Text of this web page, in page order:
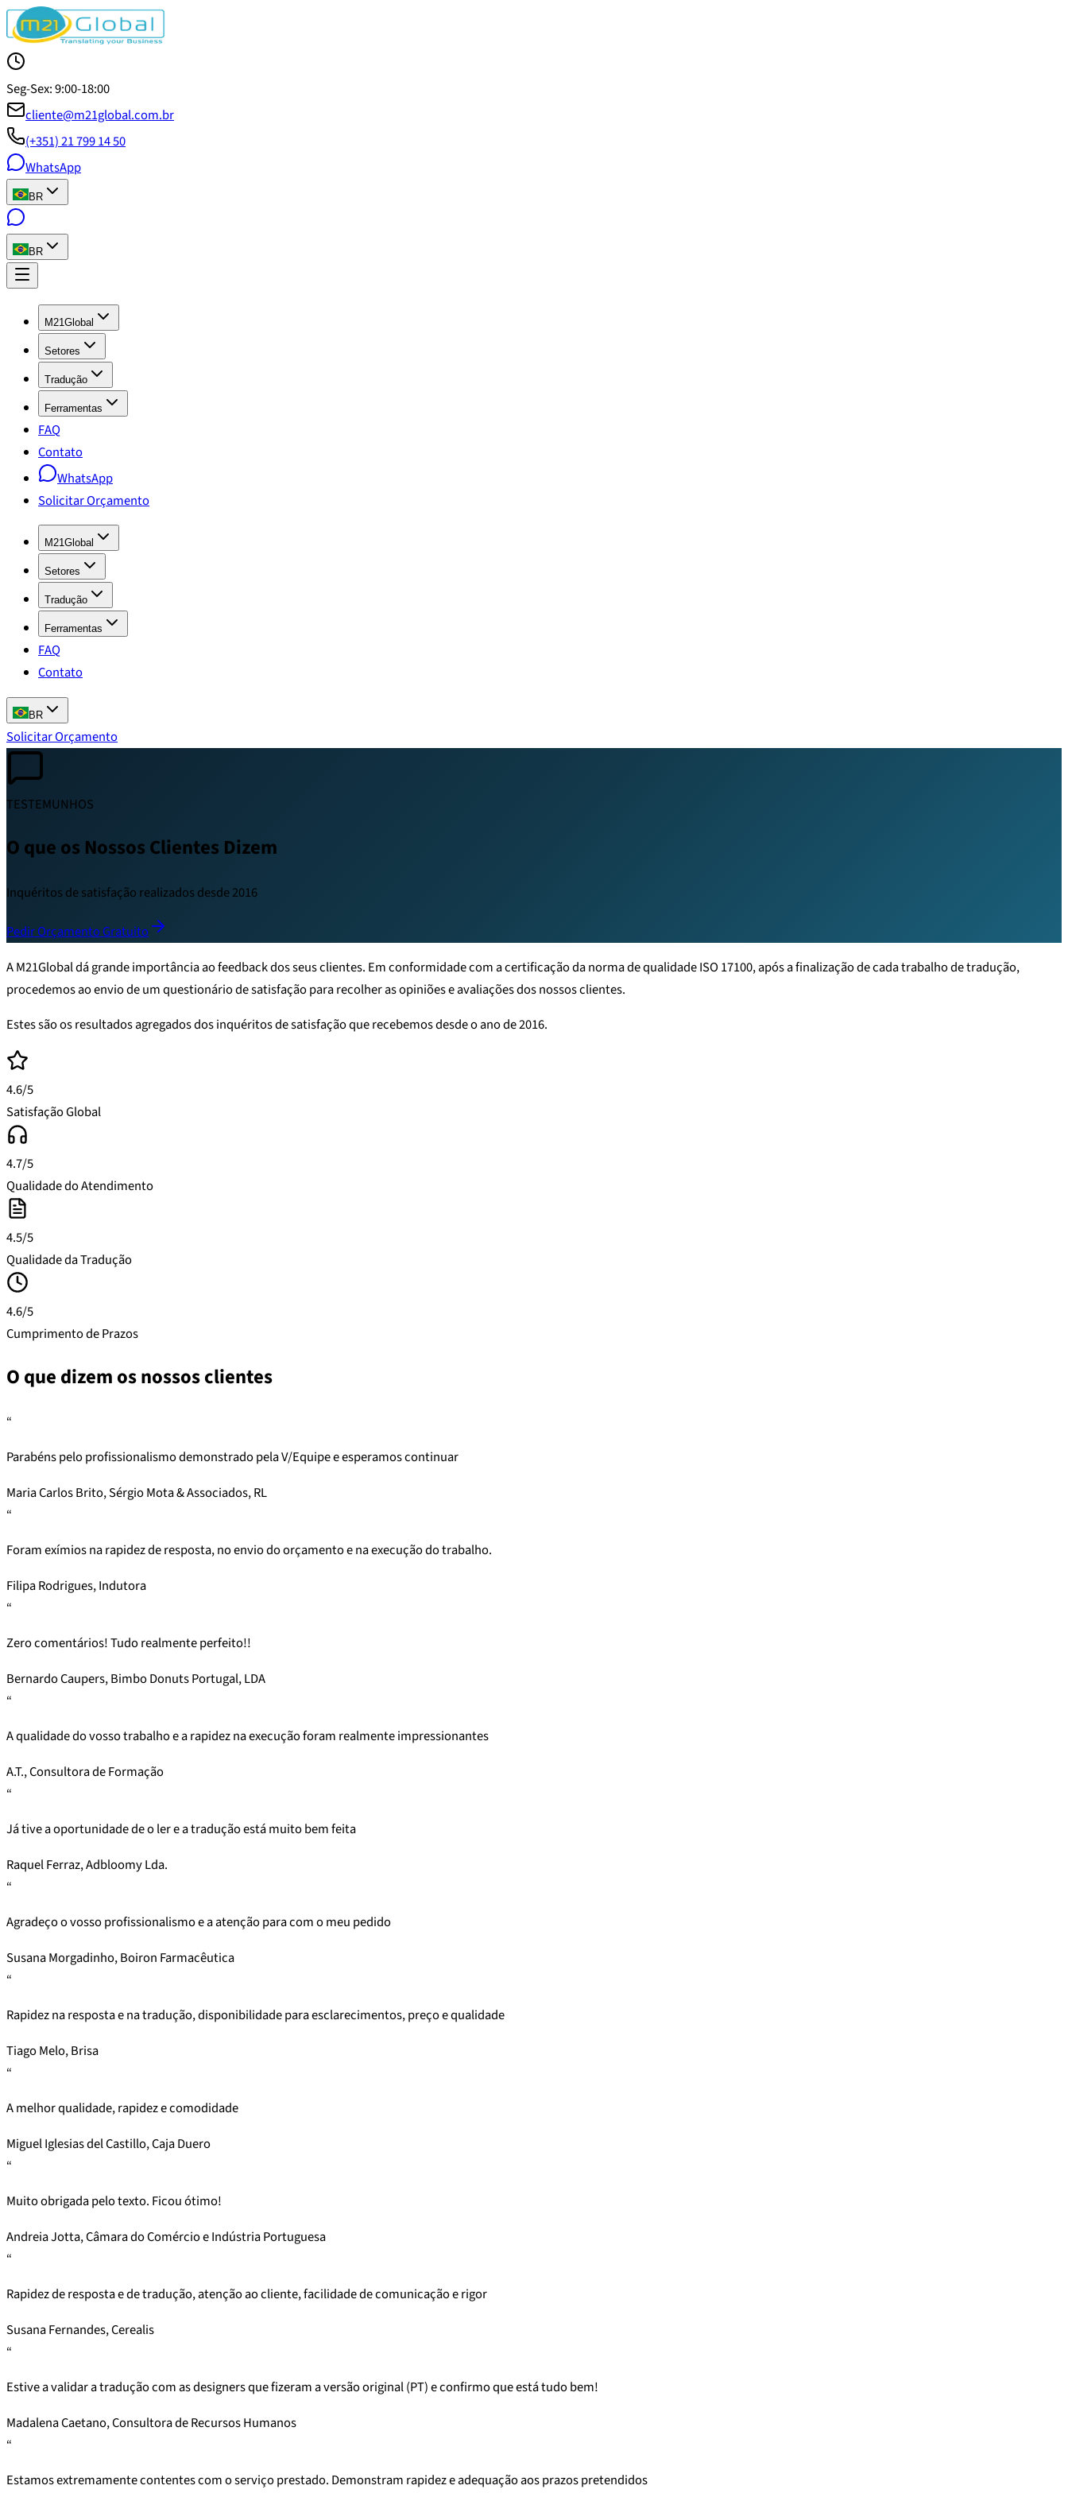
Seg-Sex: 9:00-18:00
cliente@m21global.com.br
(+351) 21 799 14 50
WhatsApp
BR
BR
M21Global
Setores
Tradução
Ferramentas
FAQ
Contato
WhatsApp
Solicitar Orçamento
M21Global
Setores
Tradução
Ferramentas
FAQ
Contato
BR
Solicitar Orçamento
TESTEMUNHOS
O que os Nossos Clientes Dizem
Inquéritos de satisfação realizados desde 2016
Pedir Orçamento Gratuito
A M21Global dá grande importância ao feedback dos seus clientes. Em conformidade com a certificação da norma de qualidade ISO 17100, após a finalização de cada trabalho de tradução,
procedemos ao envio de um questionário de satisfação para recolher as opiniões e avaliações dos nossos clientes.
Estes são os resultados agregados dos inquéritos de satisfação que recebemos desde o ano de 2016.
4.6/5
Satisfação Global
4.7/5
Qualidade do Atendimento
4.5/5
Qualidade da Tradução
4.6/5
Cumprimento de Prazos
O que dizem os nossos clientes
“
Parabéns pelo profissionalismo demonstrado pela V/Equipe e esperamos continuar
Maria Carlos Brito, Sérgio Mota & Associados, RL
“
Foram exímios na rapidez de resposta, no envio do orçamento e na execução do trabalho.
Filipa Rodrigues, Indutora
“
Zero comentários! Tudo realmente perfeito!!
Bernardo Caupers, Bimbo Donuts Portugal, LDA
“
A qualidade do vosso trabalho e a rapidez na execução foram realmente impressionantes
A.T., Consultora de Formação
“
Já tive a oportunidade de o ler e a tradução está muito bem feita
Raquel Ferraz, Adbloomy Lda.
“
Agradeço o vosso profissionalismo e a atenção para com o meu pedido
Susana Morgadinho, Boiron Farmacêutica
“
Rapidez na resposta e na tradução, disponibilidade para esclarecimentos, preço e qualidade
Tiago Melo, Brisa
“
A melhor qualidade, rapidez e comodidade
Miguel Iglesias del Castillo, Caja Duero
“
Muito obrigada pelo texto. Ficou ótimo!
Andreia Jotta, Câmara do Comércio e Indústria Portuguesa
“
Rapidez de resposta e de tradução, atenção ao cliente, facilidade de comunicação e rigor
Susana Fernandes, Cerealis
“
Estive a validar a tradução com as designers que fizeram a versão original (PT) e confirmo que está tudo bem!
Madalena Caetano, Consultora de Recursos Humanos
“
Estamos extremamente contentes com o serviço prestado. Demonstram rapidez e adequação aos prazos pretendidos